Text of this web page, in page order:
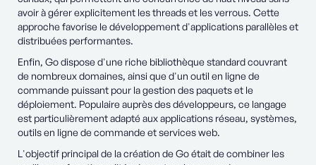
avoir à gérer explicitement les threads et les verrous. Cette
approche favorise le développement d'applications parallèles et
distribuées performantes.
Enfin, Go dispose d'une riche bibliothèque standard couvrant
de nombreux domaines, ainsi que d'un outil en ligne de
commande puissant pour la gestion des paquets et le
déploiement. Populaire auprès des développeurs, ce langage
est particulièrement adapté aux applications réseau, systèmes,
outils en ligne de commande et services web.
L'objectif principal de la création de Go était de combiner les